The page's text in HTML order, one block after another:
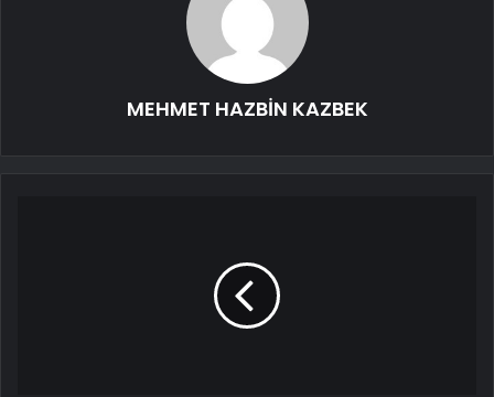
MEHMET HAZBİN KAZBEK